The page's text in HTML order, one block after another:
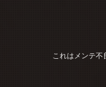
これはメンテ不